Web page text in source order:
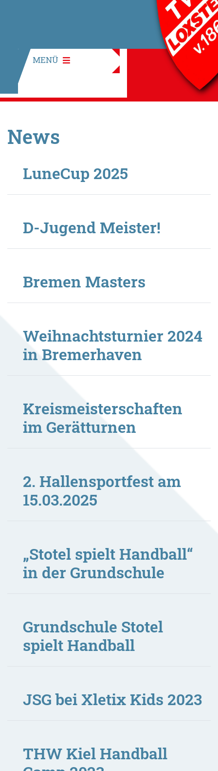
MENÜ
News
LuneCup 2025
D-Jugend Meister!
Bremen Masters
Weihnachtsturnier 2024
in Bremerhaven
Kreismeisterschaften
im Gerätturnen
2. Hallensportfest am
15.03.2025
„Stotel spielt Handball“
in der Grundschule
Grundschule Stotel
spielt Handball
JSG bei Xletix Kids 2023
THW Kiel Handball